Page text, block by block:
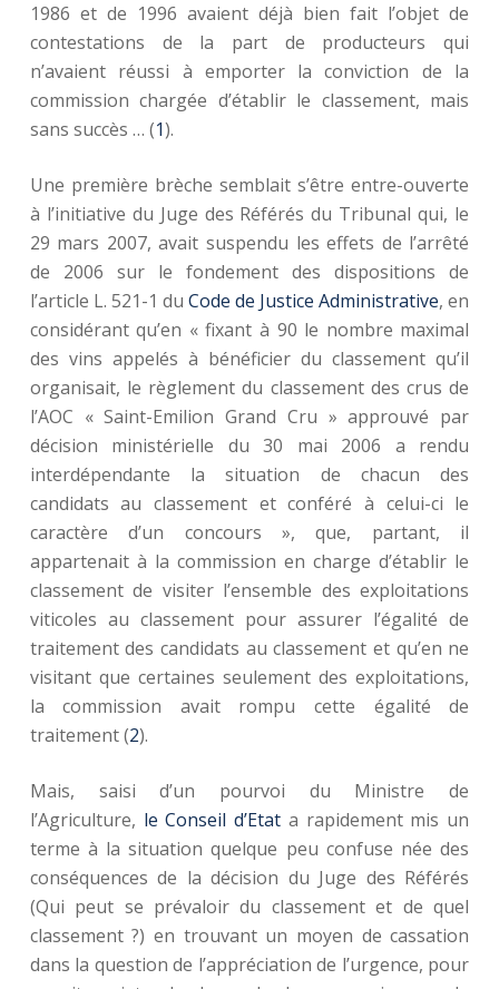
1986 et de 1996 avaient déjà bien fait l’objet de
contestations de la part de producteurs qui
n’avaient réussi à emporter la conviction de la
commission chargée d’établir le classement, mais
sans succès … (1).
Une première brèche semblait s’être entre-ouverte
à l’initiative du Juge des Référés du Tribunal qui, le
29 mars 2007, avait suspendu les effets de l’arrêté
de 2006 sur le fondement des dispositions de
l’article L. 521-1 du Code de Justice Administrative, en
considérant qu’en « fixant à 90 le nombre maximal
des vins appelés à bénéficier du classement qu’il
organisait, le règlement du classement des crus de
l’AOC « Saint-Emilion Grand Cru » approuvé par
décision ministérielle du 30 mai 2006 a rendu
interdépendante la situation de chacun des
candidats au classement et conféré à celui-ci le
caractère d’un concours », que, partant, il
appartenait à la commission en charge d’établir le
classement de visiter l’ensemble des exploitations
viticoles au classement pour assurer l’égalité de
traitement des candidats au classement et qu’en ne
visitant que certaines seulement des exploitations,
la commission avait rompu cette égalité de
traitement (2).
Mais, saisi d’un pourvoi du Ministre de
l’Agriculture, le Conseil d’Etat a rapidement mis un
terme à la situation quelque peu confuse née des
conséquences de la décision du Juge des Référés
(Qui peut se prévaloir du classement et de quel
classement ?) en trouvant un moyen de cassation
dans la question de l’appréciation de l’urgence, pour